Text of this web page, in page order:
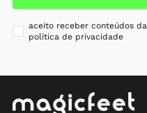
aceito receber conteúdos
política de privacidade